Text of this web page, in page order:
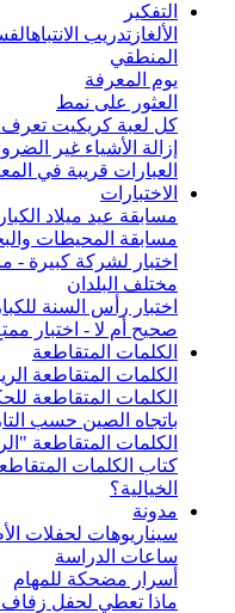
التفكير
الألغاز تدريب الانتباه
المنطقي
يوم المعرفة
العثور على نمط
كل لعبة كريكيت
إزالة الأشياء غير
العبارات قريبة في
الاختبارات
مسابقة عيد ميلاد الكبار
مسابقة المحيطات
اختبار لشركة كبيرة
مختلف البلدان
اختبار رأس السنة
صحيح أم لا - اختبار
الكلمات المتقاطعة
الكلمات المتقاطعة
الكلمات المتقاطعة
باتجاه الصين حسب
الكلمات المتقاطعة
كتاب الكلمات
الخيالية؟
مدونة
سيناريوهات لحفلات
ساعات الدراسة
أسرار مضحكة للمهام
ماذا تعطي لحفل زفاف